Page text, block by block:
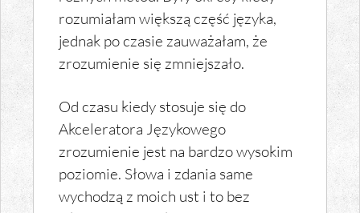
rozumiałam większą część języka,
jednak po czasie zauważałam, że
zrozumienie się zmniejszało.
Od czasu kiedy stosuje się do
Akceleratora Językowego
zrozumienie jest na bardzo wysokim
poziomie. Słowa i zdania same
wychodzą z moich ust i to bez